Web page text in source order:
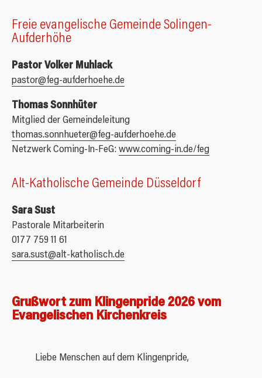
Freie evangelische Gemeinde Solingen-
Aufderhöhe
Pastor Volker Muhlack
pastor@feg-aufderhoehe.de
Thomas Sonnhüter
Mitglied der Gemeindeleitung
thomas.sonnhueter@feg-aufderhoehe.de
Netzwerk Coming-In-FeG:www.coming-in.de/feg
Alt-Katholische Gemeinde Düsseldorf
Sara Sust
Pastorale Mitarbeiterin
0177 759 11 61
sara.sust@alt-katholisch.de
Grußwort zum Klingenpride 2026 vom
Evangelischen Kirchenkreis
Liebe Menschen auf dem Klingenpride,